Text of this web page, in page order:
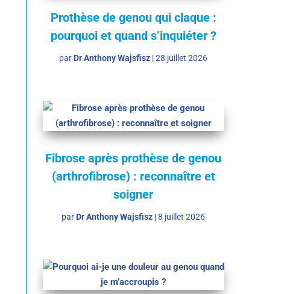
Prothèse de genou qui claque :
pourquoi et quand s’inquiéter ?
par Dr Anthony Wajsfisz |28 juillet 2026
Fibrose après prothèse de genou
(arthrofibrose) : reconnaître et
soigner
par Dr Anthony Wajsfisz |8 juillet 2026